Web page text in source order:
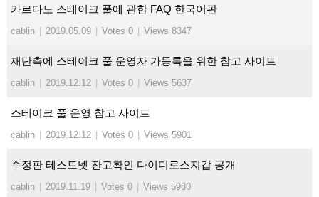
카르다노 스테이크 풀에 관한 FAQ 한국어판
cablin 2019.05.09 Votes 0 Views 8347
재단측에 스테이크 풀 운영자 가등록을 위한 참고 사이트
cablin 2019.12.12 Votes 0 Views 5637
스테이크 풀 운영 참고 사이트
cablin 2019.12.12 Votes 0 Views 5901
수정판 테스트넷 잔고확인 다이디로스지갑 공개
cablin 2019.11.19 Votes 0 Views 5980